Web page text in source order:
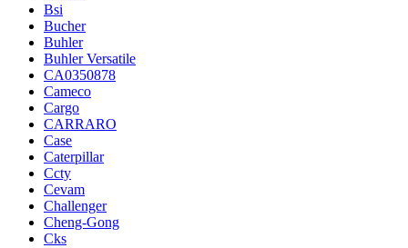
Bsi
Bucher
Buhler
Buhler Versatile
CA0350878
Cameco
Cargo
CARRARO
Case
Caterpillar
Ccty
Cevam
Challenger
Cheng-Gong
Cks